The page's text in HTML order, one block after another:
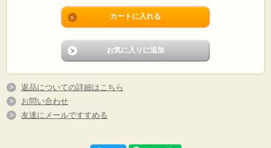
返品についての詳細はこちら
お問い合わせ
友達にメールですすめる